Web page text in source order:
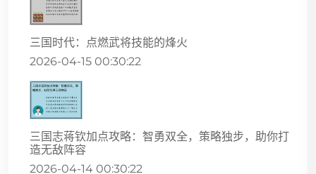
三国时代：点燃武将技能的烽火
2026-04-15 00:30:22
三国志蒋钦加点攻略：智勇双全，策略独步，助你打
造无敌阵容
2026-04-14 00:30:22